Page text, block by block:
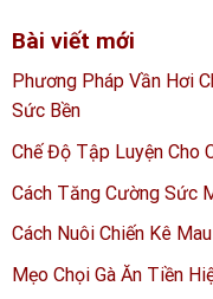
Bài viết mới
Phương Pháp Vần Hơi
Sức Bền
Chế Độ Tập Luyện Cho
Cách Tăng Cường Sức
Cách Nuôi Chiến Kê
Mẹo Chọi Gà Ăn Tiền